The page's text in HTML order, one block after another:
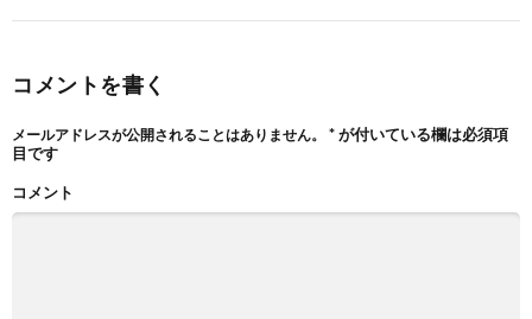
コメントを書く
メールアドレスが公開されることはありません。 *が付いている欄は必須項
目です
コメント